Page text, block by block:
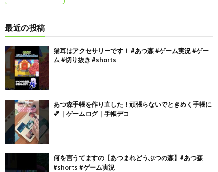
最近の投稿
猫耳はアクセサリーです！ #あつ森 #ゲーム実況 #ゲー
ム #切り抜き #shorts
あつ森手帳を作り直した！頑張らないでときめく手帳に
💕｜ゲームログ｜手帳デコ
何を言うてますの【あつまれどうぶつの森】#あつ森
#shorts #ゲーム実況